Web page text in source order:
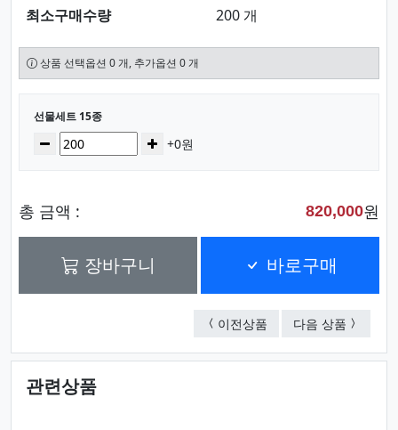
최소구매수량
200 개
상품 선택옵션 0 개, 추가옵션 0 개
선택된 옵션
선물세트 15종
수량감소 증가+0원
총 금액 : 820,000원
장바구니 바로구매
이전상품 선물세트 4종
다음 상품 선물세
관련상품